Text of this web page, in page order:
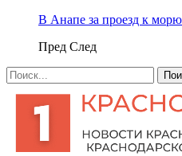
В Анапе за проезд к
Пред След